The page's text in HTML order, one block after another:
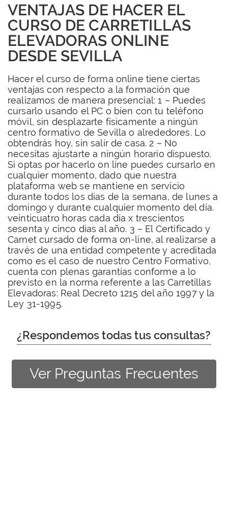
VENTAJAS DE HACER EL
CURSO DE CARRETILLAS
ELEVADORAS ONLINE
DESDE SEVILLA
Hacer el curso de forma online tiene ciertas
ventajas con respecto a la formación que
realizamos de manera presencial: 1 – Puedes
cursarlo usando el PC o bien con tu teléfono
móvil, sin desplazarte físicamente a ningún
centro formativo de Sevilla o alrededores. Lo
obtendrás hoy, sin salir de casa. 2 – No
necesitas ajustarte a ningún horario dispuesto.
Si optas por hacerlo on line puedes cursarlo en
cualquier momento, dado que nuestra
plataforma web se mantiene en servicio
durante todos los días de la semana, de lunes a
domingo y durante cualquier momento del día.
veinticuatro horas cada día x trescientos
sesenta y cinco días al año. 3 – El Certificado y
Carnet cursado de forma on-line, al realizarse a
través de una entidad competente y acreditada
como es el caso de nuestro Centro Formativo,
cuenta con plenas garantías conforme a lo
previsto en la norma referente a las Carretillas
Elevadoras: Real Decreto 1215 del año 1997 y la
Ley 31-1995.
¿Respondemos todas tus consultas?
Ver Preguntas Frecuentes